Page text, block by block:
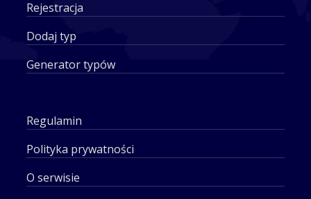
Rejestracja
Dodaj typ
Generator typów
Regulamin
Polityka prywatności
O serwisie